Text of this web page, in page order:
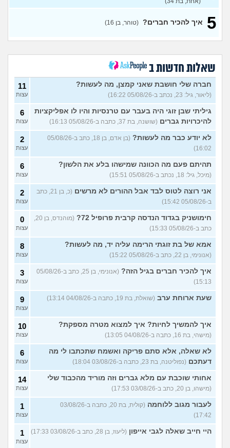
בתרבות של עדות ומגזרים
(בדוי,
בן 27)
שאלה לבנות שעברו פרום
בחייהן
(ליהיא, בת 18)
1
עצות
עדיף להיות פשוט לבד או
לנסות להפגש עם חברות?
(אנונימית, בת 17)
3
חברות שלי ישתנה כשידעו
(אנונימית, בת 19)
5
עצות
בת עוד מעט 23, אני מרגישה
שנכשלתי לפעמים
(אנונמית,
7
עצות
למה בנות בממוצע הרבה יותר
נחמדות לבנות אחרות מאשר
לבנים?
(Itay Daniel Asael, בן
23)
12
עצות
איך יש אנשים שישנים עם
בגדים?
(נעם, בן 14)
האם להרשות לאחרים לקבוע
(סיון, בת
24)
9
בחינם? (Rin, בת 19)
4
עצות
עוד שאלות חדשות במדור
5 איך להכיר חברים? (טוהר, בן 16)
שאלות חדשות ב
חברה שלי חושבת שאני קמצן, מה לעשות?
(ליאור, גיל: 23, נכתב ב-05/08/26 16:22)
11
עצות
גיליתי שבן זוגי היה בעבר עם טרנסיות והיו לו אפליקציות
להיכרויות גברים (שושנה, בת 37, כתבה ב-05/08/26 16:13)
6
עצות
לא יודע כבר מה לעשות?
(בן אדם, בן 18, כתב ב-05/08/26
16:02)
2
עצות
תהיתם פעם מה הכוונה שמישהו בלע את הלשון?
(מיכל, גיל: 18, נכתב ב-05/08/26 15:51)
6
עצות
אני רוצה לטוס לבד אבל ההורים לא מרשים
(כ, בן 21, כתב
ב-05/08/26 15:42)
2
עצות
חימושניק בגדוד הנדסה קרבית פרופיל 72?
(מוהנדס, בן 20,
כתב ב-05/08/26 15:33)
0
עצות
אמא של בת זוגתי הרימה עליה יד, מה לעשות?
(אנונימי, בן 22, כתב ב-05/08/26 15:22)
8
עצות
איך להכיר חברים בגיל הזה?
(אנונימי, בן 25, כתב ב-05/08/26
15:13)
3
עצות
שעת ארוחת ערב (שואלת, בת 19, כתבה ב-04/08/26 13:14) 9
עצות
איך להמשיך לחיות? איך למצוא מטרה מספקת?
(מישהי, בת 16, כתבה ב-04/08/26 13:05)
10
עצות
לא שאלה, אלא סתם פריקה ואשמח שתכתבו לי מה
דעתכם (נפוליטנה, בת 23, כתבה ב-03/08/26 18:04)
6
עצות
אחותי שוכבת עם מלא גברים וזה מוריד מהכבוד שלי
(מישהו, בן 20, כתב ב-03/08/26 17:53)
14
עצות
לעבור מגוב ללוחמה
(קולית, בת 20, כתבה ב-03/08/26
17:42)
1
עצות
היי חייב שאלה לגבי אייפון (ליעוז, בן 28, כתב ב-03/08/26 17:33) 1
עצות